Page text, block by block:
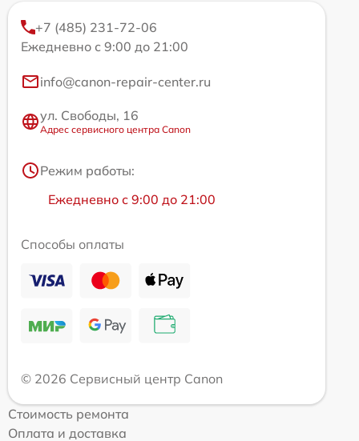
+7 (485) 231-72-06
Ежедневно с 9:00 до 21:00
info@canon-repair-center.ru
ул. Свободы, 16
Адрес сервисного центра Canon
Режим работы:
Ежедневно с 9:00 до 21:00
Способы оплаты
© 2026 Сервисный центр Canon
Стоимость ремонта
Оплата и доставка